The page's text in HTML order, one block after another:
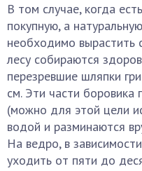
В том случае, когда
покупную, а
необходимо вырастить
лесу собираются
перезревшие шляпки
см. Эти части
(можно для этой цели
водой и разминаются
На ведро, в
уходить от пяти до